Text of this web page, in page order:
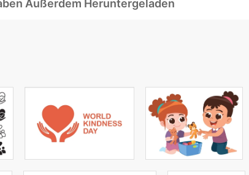
Außerdem Heruntergeladen